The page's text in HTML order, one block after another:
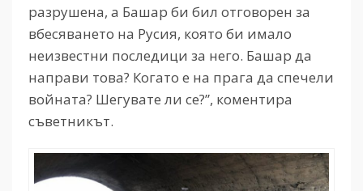
разрушена, а Башар би бил отговорен за
вбесяването на Русия, която би имало
неизвестни последици за него. Башар да
направи това? Когато е на прага да спечели
войната? Шегувате ли се?”, коментира
съветникът.